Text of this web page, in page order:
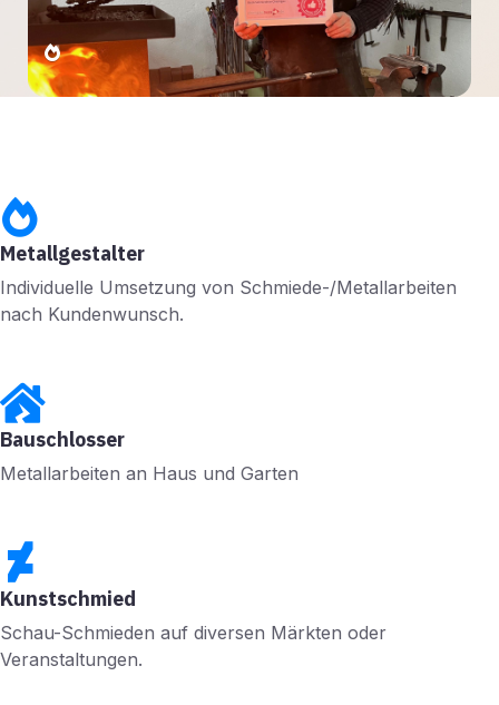
Metallgestalter
Individuelle Umsetzung von Schmiede-/Metallarbeiten
nach Kundenwunsch.
Bauschlosser
Metallarbeiten an Haus und Garten
Kunstschmied
Schau-Schmieden auf diversen Märkten oder
Veranstaltungen.